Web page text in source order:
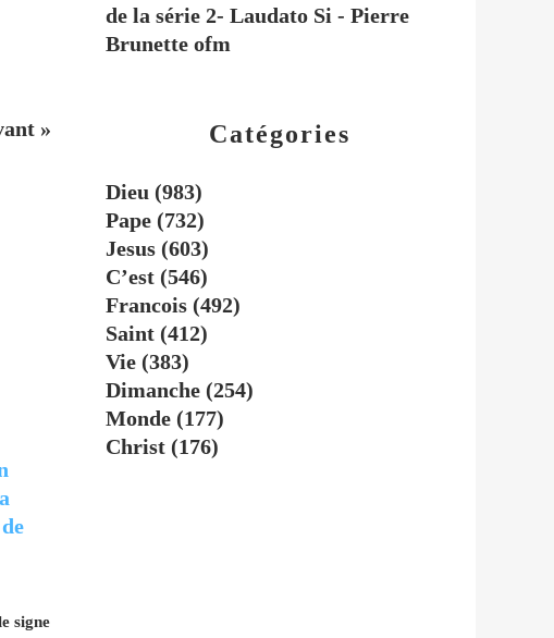
»
signe
Catégories
Dieu (983)
Pape (732)
Jesus (603)
C’est (546)
Francois (492)
Saint (412)
Vie (383)
Dimanche (254)
Monde (177)
Christ (176)
de la série 2- Laudato Si - Pierre
Brunette ofm